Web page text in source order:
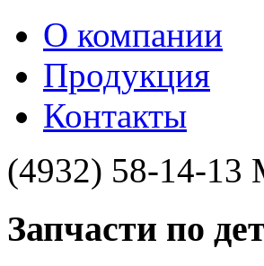
О компании
Продукция
Контакты
(4932) 58-14-13
Запчасти по